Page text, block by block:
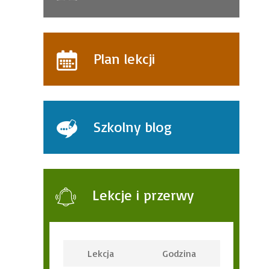
Plan lekcji
Szkolny blog
Lekcje i przerwy
Lekcja
Godzina